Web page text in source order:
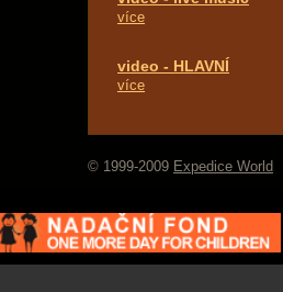
více
video - HLAVNÍ
více
© 1999-2009 Expedice World